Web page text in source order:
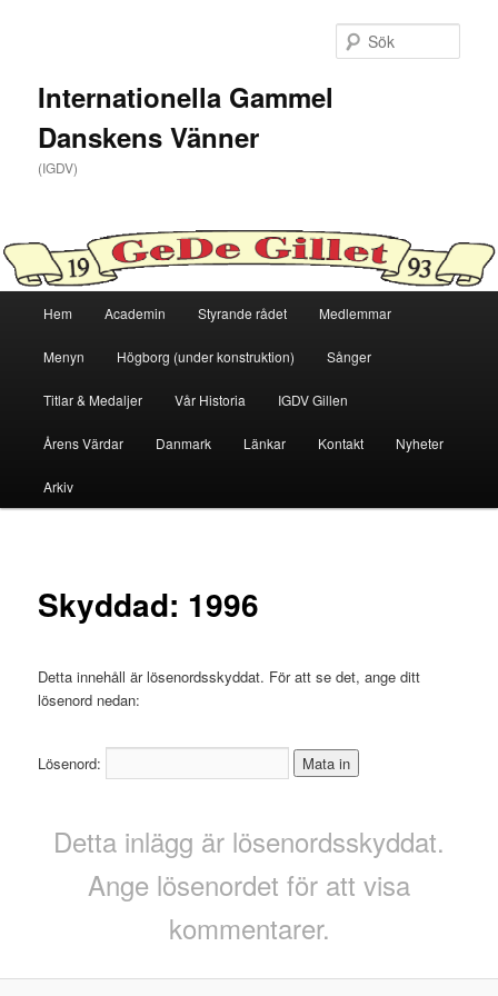
Internationella Gammel
Danskens Vänner
(IGDV)
Hem Academin Styrande rådet Medlemmar
Menyn Högborg (under konstruktion) Sånger
Titlar & Medaljer Vår Historia IGDV Gillen
Årens Värdar Danmark Länkar Kontakt Nyheter
Arkiv
Skyddad: 1996
Detta innehåll är lösenordsskyddat. För att se det, ange ditt
lösenord nedan:
Lösenord:
Detta inlägg är lösenordsskyddat.
Ange lösenordet för att visa
kommentarer.